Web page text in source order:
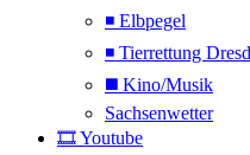
◾ Elbpegel
◾ Tierrettung
◼️ Kino/Musik
Sachsenwetter
🎞️ Youtube